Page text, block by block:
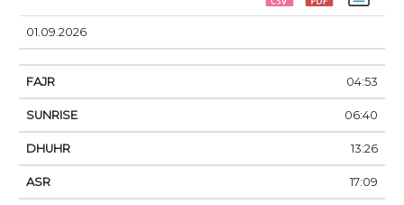
DATUM
01.09.2026
04:53
06:40
13:26
17:09